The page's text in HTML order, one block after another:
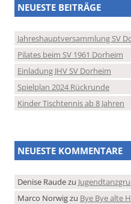
NEUESTE BEITRÄGE
Jahreshauptversammlung SV
Pilates beim SV 1961 Dorheim
Einladung JHV SV Dorheim
Spielplan 2024 Rückrunde
Kinder Tischtennis ab 8 Jahren
NEUESTE KOMMENTARE
Denise Raudezu
Marco Norwigzu Bye Bye alte